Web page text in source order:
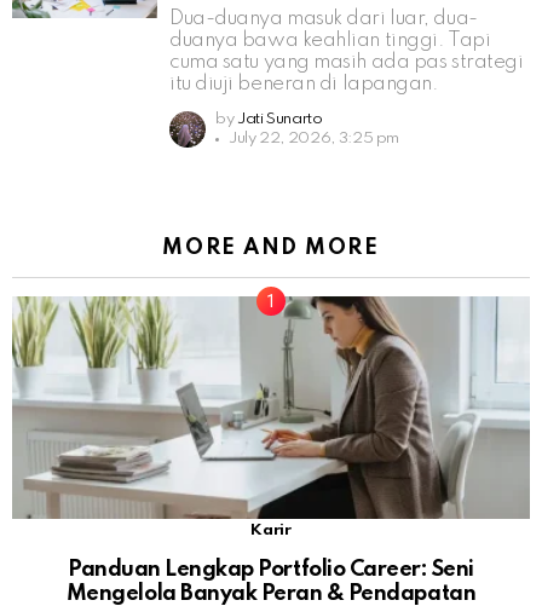
Dua-duanya masuk dari luar, dua-
duanya bawa keahlian tinggi. Tapi
cuma satu yang masih ada pas strategi
itu diuji beneran di lapangan.
by Jati Sunarto
July 22, 2026, 3:25 pm
MORE AND MORE
Karir
Panduan Lengkap Portfolio Career: Seni
Mengelola Banyak Peran & Pendapatan